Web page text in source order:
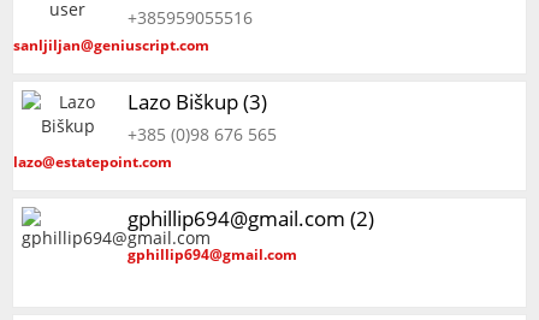
+385959055516
sanljiljan@geniuscript.com
Lazo Biškup (3)
+385 (0)98 676 565
lazo@estatepoint.com
gphillip694@gmail.com (2)
gphillip694@gmail.com